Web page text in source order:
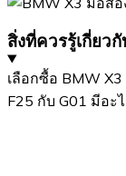
สิ่งที่ควรรู้เกี่ยว
เลือกซื้อ BMW
F25 กับ G01 มีอะ